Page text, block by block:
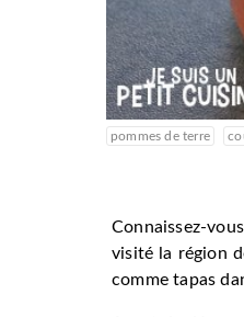
pommes de terre
Connaissez-
visité la région
comme tapas